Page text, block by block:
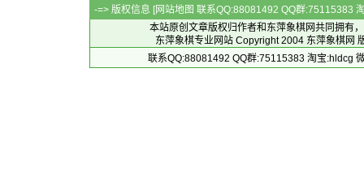
-=> 版权信息 [网站地图 联系QQ:88081492 QQ群:75115383
本站原创文章版权归作者和 东萍象棋网共同拥有
东萍象棋专业网站 Copyright 2004 东萍象棋网
联系QQ:88081492 QQ群:75115383 淘宝:hldcg